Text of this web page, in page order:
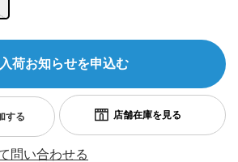
する
入荷お知らせを申込む
問い合わせる